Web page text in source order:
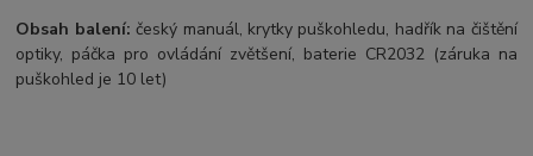
Obsah balení: český manuál, krytky puškohledu, hadřík na čištění
optiky, páčka pro ovládání zvětšení, baterie CR2032 (záruka na
puškohled je 10 let)